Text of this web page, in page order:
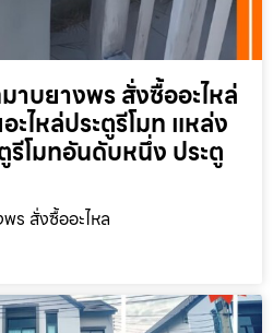
าบยางพร สั่งซื้ออะไหล่
ะไหล่ประตูรีโมท แหล่ง
รีโมทอันดับหนึ่ง ประตู
ร สั่งซื้ออะไหล